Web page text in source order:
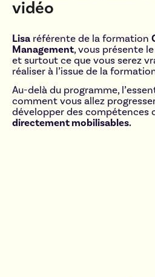
vidéo
Lisa référente de la formation
Management, vous présente
et surtout ce que vous serez
réaliser à l’issue de la
Au-delà du programme,
comment vous allez
développer des compétences
directement mobilisables.